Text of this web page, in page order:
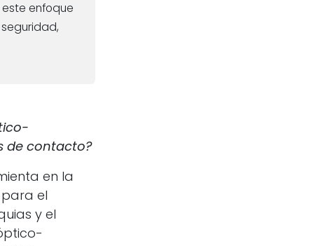
enfoque
de contacto?
en la
el
y el